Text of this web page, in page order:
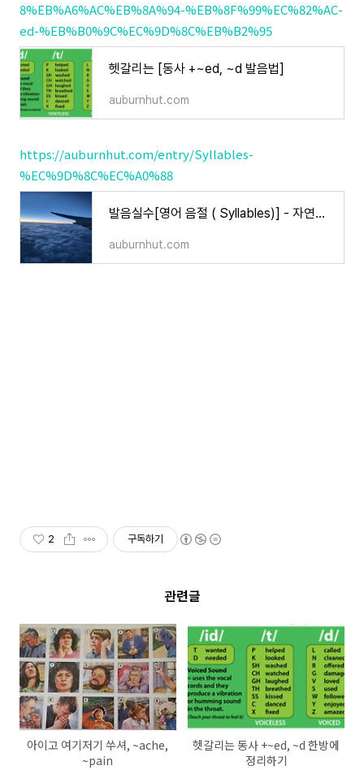
8%EB%A6%AC%EB%8A%94-%EB%8F%99%EC%82%AC-
ed-%EB%B0%9C%EC%9D%8C%EB%B2%95
헷갈리는 [동사 +~ed, ~d 발음법]
auburnhut.com
https://auburnhut.com/entry/Syllables-
%EC%9D%8C%EC%A0%88
발음실수[영어 음절 ( Syllables)] - 자연스럽게 영어 발음하기
auburnhut.com
2 구독하기
관련글
아이고 여기저기 쑤셔, ~ache,
~pain
헷갈리는 동사 +~ed, ~d 한방에
정리하기